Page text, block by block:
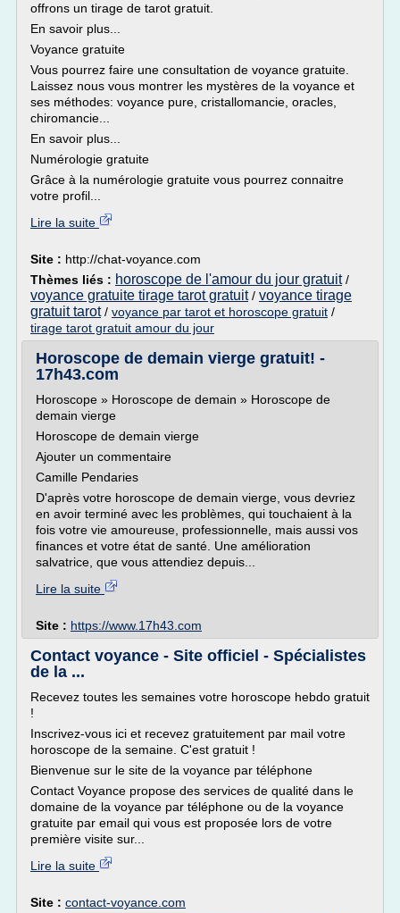
offrons un tirage de tarot gratuit.
En savoir plus...
Voyance gratuite
Vous pourrez faire une consultation de voyance gratuite.
Laissez nous vous montrer les mystères de la voyance et
ses méthodes: voyance pure, cristallomancie, oracles,
chiromancie...
En savoir plus...
Numérologie gratuite
Grâce à la numérologie gratuite vous pourrez connaitre
votre profil...
Lire la suite
Site : http://chat-voyance.com
Thèmes liés : horoscope de l'amour du jour gratuit/
voyance gratuite tirage tarot gratuit/ voyance tirage
gratuit tarot/ voyance par tarot et horoscope gratuit /
tirage tarot gratuit amour du jour
Horoscope de demain vierge gratuit! -
17h43.com
Horoscope » Horoscope de demain » Horoscope de
demain vierge
Horoscope de demain vierge
Ajouter un commentaire
Camille Pendaries
D'après votre horoscope de demain vierge, vous devriez
en avoir terminé avec les problèmes, qui touchaient à la
fois votre vie amoureuse, professionnelle, mais aussi vos
finances et votre état de santé. Une amélioration
salvatrice, que vous attendiez depuis...
Lire la suite
Site : https://www.17h43.com
Contact voyance - Site officiel - Spécialistes
de la ...
Recevez toutes les semaines votre horoscope hebdo gratuit
!
Inscrivez-vous ici et recevez gratuitement par mail votre
horoscope de la semaine. C'est gratuit !
Bienvenue sur le site de la voyance par téléphone
Contact Voyance propose des services de qualité dans le
domaine de la voyance par téléphone ou de la voyance
gratuite par email qui vous est proposée lors de votre
première visite sur...
Lire la suite
Site : contact-voyance.com